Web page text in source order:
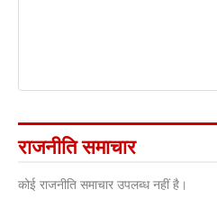
राजनीति समाचार
कोई राजनीति समाचार उपलब्ध नहीं है।